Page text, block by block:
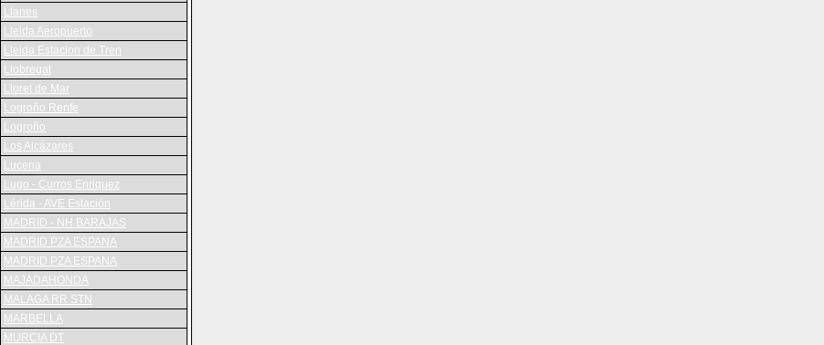
Llanes
Lleida Aeropuerto
Lleida Estacion de Tren
Llobregat
Lloret de Mar
Logroño Renfe
Logroño
Los Alcázares
Lucena
Lugo - Curros Enriquez
Lérida - AVE Estación
MADRID - NH BARAJAS
MADRID PZA ESPANA
MADRID PZA ESPANA
MAJADAHONDA
MALAGA RR STN
MARBELLA
MURCIA DT